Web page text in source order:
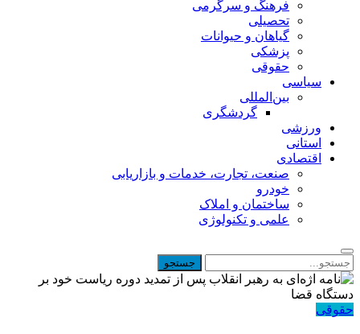
فرهنگ و سرگرمی
تحصیلی
گیاهان و حیوانات
پزشکی
حقوقی
سیاسی
بین‌المللی
گردشگری
ورزشی
استانی
اقتصادی
صنعت، تجارت، خدمات و بازاریابی
خودرو
ساختمان و املاک
علمی و تکنولوژی
حقوقی